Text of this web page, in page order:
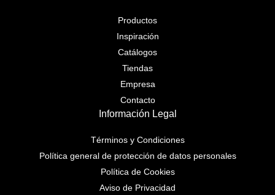
Productos
Inspiración
Catálogos
Tiendas
Empresa
Contacto
Información Legal
Términos y Condiciones
Política general de protección de datos personales
Política de Cookies
Aviso de Privacidad